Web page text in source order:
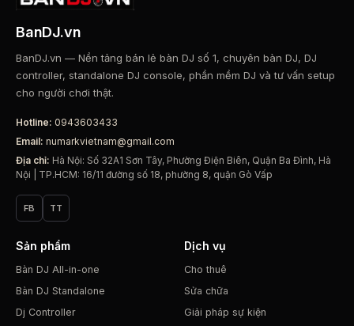
BanDJ.vn
BanDJ.vn — Nền tảng bán lẻ bàn DJ số 1, chuyên bàn DJ, DJ
controller, standalone DJ console, phần mềm DJ và tư vấn setup
cho người chơi thật.
Hotline: 0943603433
Email: numarkvietnam@gmail.com
Địa chỉ: Hà Nội: Số 32A1 Sơn Tây, Phường Điện Biên, Quận Ba Đình, Hà
Nội | TP.HCM: 16/11 đường số 18, phường 8, quận Gò Vấp
FB TT
Sản phẩm
Bàn DJ All-in-one
Bàn DJ Standalone
Dj Controller
Dịch vụ
Cho thuê
Sửa chữa
Giải pháp sự kiện